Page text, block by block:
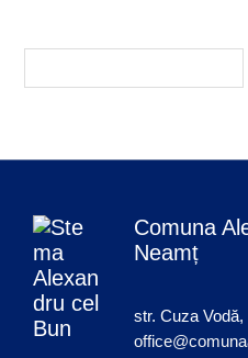
Comuna
Neamț
str. Cuza Vodă,